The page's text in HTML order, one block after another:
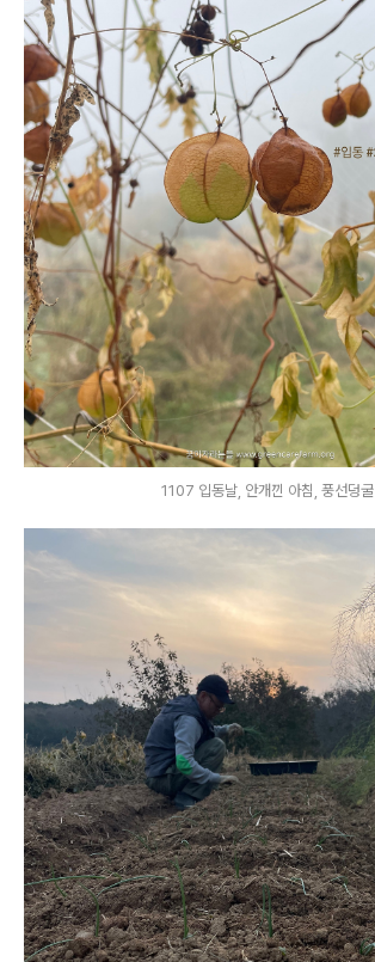
1107 입동날, 안개낀 아침, 풍선덩굴